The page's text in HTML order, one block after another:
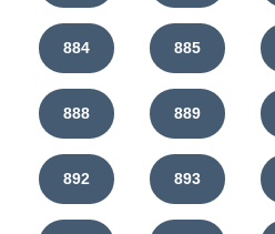
884 885
888 889
892 893